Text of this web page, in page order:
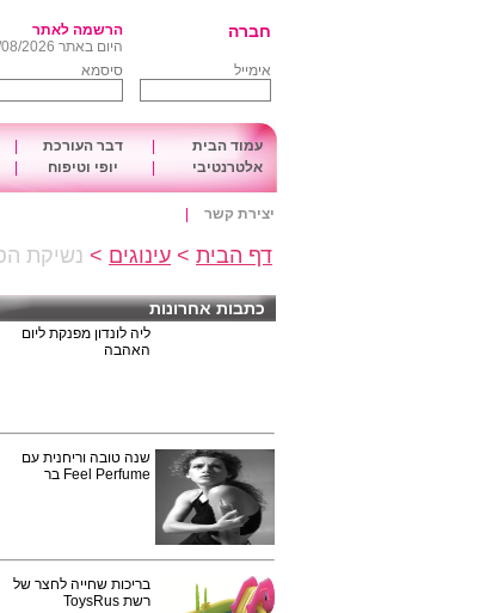
חברה
הרשמה לאתר
היום באתר 07/08/2026
אימייל
סיסמא
עמוד הבית דבר העורכת
אלטרנטיבי
יופי וטיפוח
יצירת קשר
דף הבית > עינוגים > נשיקת
כתבות אחרונות
ליה לונדון מפנקת ליום
האהבה
שנה טובה וריחנית עם
Feel Perfume בר
בריכות שחייה לחצר של
רשת ToysRus